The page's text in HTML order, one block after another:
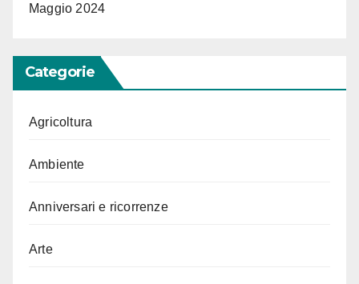
Maggio 2024
Categorie
Agricoltura
Ambiente
Anniversari e ricorrenze
Arte